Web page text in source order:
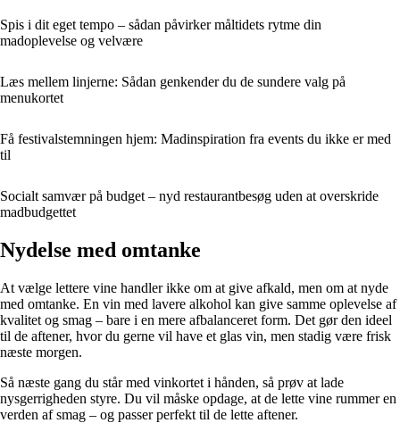
Spis i dit eget tempo – sådan påvirker måltidets rytme din
madoplevelse og velvære
Læs mellem linjerne: Sådan genkender du de sundere valg på
menukortet
Få festivalstemningen hjem: Madinspiration fra events du ikke er med
til
Socialt samvær på budget – nyd restaurantbesøg uden at overskride
madbudgettet
Nydelse med omtanke
At vælge lettere vine handler ikke om at give afkald, men om at nyde
med omtanke. En vin med lavere alkohol kan give samme oplevelse af
kvalitet og smag – bare i en mere afbalanceret form. Det gør den ideel
til de aftener, hvor du gerne vil have et glas vin, men stadig være frisk
næste morgen.
Så næste gang du står med vinkortet i hånden, så prøv at lade
nysgerrigheden styre. Du vil måske opdage, at de lette vine rummer en
verden af smag – og passer perfekt til de lette aftener.